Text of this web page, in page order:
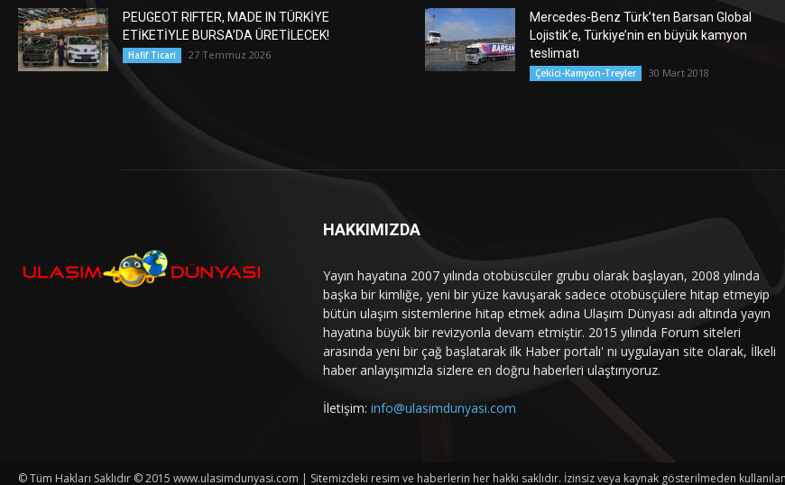
PEUGEOT RIFTER, MADE IN TÜRKİYE
ETİKETİYLE BURSA’DA ÜRETİLECEK!
Hafif Ticari 27 Temmuz 2026
Mercedes-Benz Türk’ten Barsan Global
Lojistik’e, Türkiye’nin en büyük kamyon
teslimatı
Çekici-Kamyon-Treyler 30 Mart 2018
HAKKIMIZDA
Yayın hayatına 2007 yılında otobüscüler grubu olarak başlayan, 2008 yılında
başka bir kimliğe, yeni bir yüze kavuşarak sadece otobüsçülere hitap etmeyip
bütün ulaşım sistemlerine hitap etmek adına Ulaşım Dünyası adı altında yayın
hayatına büyük bir revizyonla devam etmiştir. 2015 yılında Forum siteleri
arasında yeni bir çağ başlatarak ilk Haber portalı' nı uygulayan site olarak, İlkeli
haber anlayışımızla sizlere en doğru haberleri ulaştırıyoruz.
İletişim: info@ulasimdunyasi.com
© Tüm Hakları Saklıdır © 2015 www.ulasimdunyasi.com | Sitemizdeki resim ve haberlerin her hakkı saklıdır. İzinsiz veya kaynak gösterilmeden